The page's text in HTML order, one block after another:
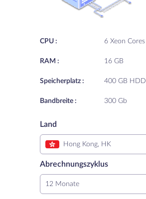
CPU :
RAM :
Speicherplatz :
Bandbreite :
6 Xeon Cores
16 GB
400 GB HDD
300 Gb
Land
Hong Kong, HK
Abrechnungszyklus
12 Monate